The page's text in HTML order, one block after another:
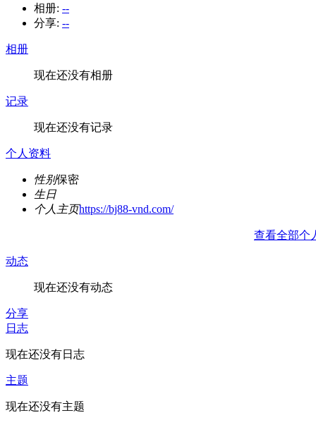
相册: --
分享: --
相册
现在还没有相册
记录
现在还没有记录
个人资料
性别保密
生日
个人主页https://bj88-vnd.com/
查看全部个
动态
现在还没有动态
分享
日志
现在还没有日志
主题
现在还没有主题